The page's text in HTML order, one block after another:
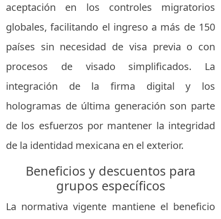
aceptación en los controles migratorios
globales, facilitando el ingreso a más de 150
países sin necesidad de visa previa o con
procesos de visado simplificados. La
integración de la firma digital y los
hologramas de última generación son parte
de los esfuerzos por mantener la integridad
de la identidad mexicana en el exterior.
Beneficios y descuentos para
grupos específicos
La normativa vigente mantiene el beneficio